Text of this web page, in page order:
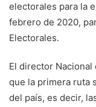
electorales para la
febrero de 2020,
Electorales.
El director
que la primera ruta
del país, es decir,